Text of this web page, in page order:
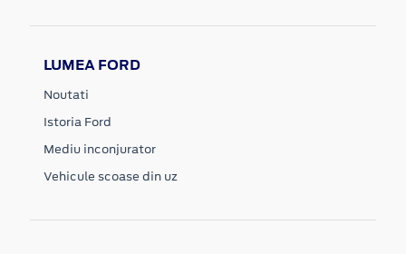
LUMEA FORD
Noutati
Istoria Ford
Mediu inconjurator
Vehicule scoase din uz